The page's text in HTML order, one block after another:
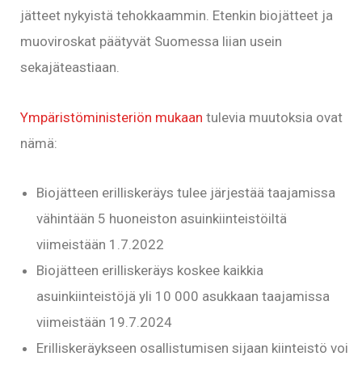
jätteet nykyistä tehokkaammin. Etenkin biojätteet ja
muoviroskat päätyvät Suomessa liian usein
sekajäteastiaan.
Ympäristöministeriön mukaan tulevia muutoksia ovat
nämä:
Biojätteen erilliskeräys tulee järjestää taajamissa
vähintään 5 huoneiston asuinkiinteistöiltä
viimeistään 1.7.2022
Biojätteen erilliskeräys koskee kaikkia
asuinkiinteistöjä yli 10 000 asukkaan taajamissa
viimeistään 19.7.2024
Erilliskeräykseen osallistumisen sijaan kiinteistö voi